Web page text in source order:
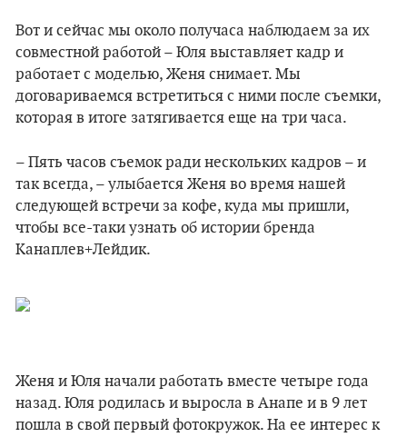
Вот и сейчас мы около получаса наблюдаем за их
совместной работой – Юля выставляет кадр и
работает с моделью, Женя снимает. Мы
договариваемся встретиться с ними после съемки,
которая в итоге затягивается еще на три часа.
– Пять часов съемок ради нескольких кадров – и
так всегда, – улыбается Женя во время нашей
следующей встречи за кофе, куда мы пришли,
чтобы все-таки узнать об истории бренда
Канаплев+Лейдик.
Женя и Юля начали работать вместе четыре года
назад. Юля родилась и выросла в Анапе и в 9 лет
пошла в свой первый фотокружок. На ее интерес к